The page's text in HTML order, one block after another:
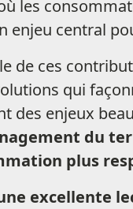
les
enjeu central
de ces
qui
des enjeux
du
plus
excellente